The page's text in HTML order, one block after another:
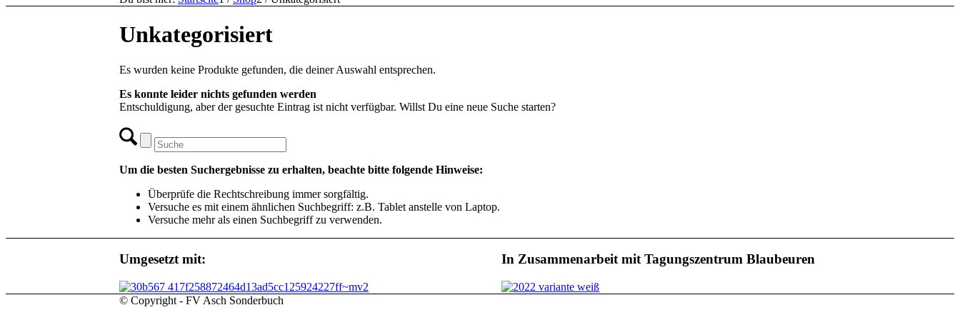
Unkategorisiert
Es wurden keine Produkte gefunden, die deiner Auswahl entsprechen.
Es konnte leider nichts gefunden werden
Entschuldigung, aber der gesuchte Eintrag ist nicht verfügbar. Willst Du eine neue Suche starten?
Um die besten Suchergebnisse zu erhalten, beachte bitte folgende Hinweise:
Überprüfe die Rechtschreibung immer sorgfältig.
Versuche es mit einem ähnlichen Suchbegriff: z.B. Tablet anstelle von Laptop.
Versuche mehr als einen Suchbegriff zu verwenden.
Umgesetzt mit: In Zusammenarbeit mit Tagungszentrum Blaubeuren
© Copyright - FV Asch Sonderbuch